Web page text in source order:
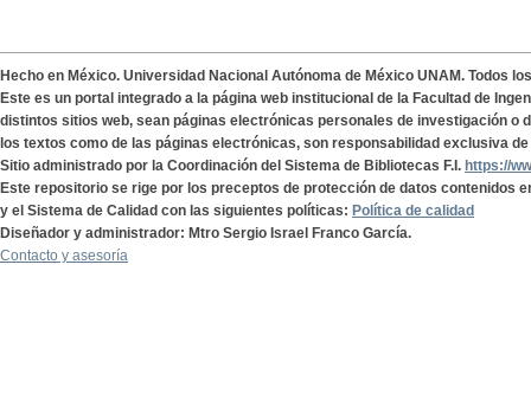
Hecho en México. Universidad Nacional Autónoma de México UNAM. Todos
Este es un portal integrado a la página web institucional de la Facultad de
distintos sitios web, sean páginas electrónicas personales de investigación o
los textos como de las páginas electrónicas, son responsabilidad exclusiva
Sitio administrado por la Coordinación del Sistema de Bibliotecas F.I. https://
Este repositorio se rige por los preceptos de protección de datos contenidos
y el Sistema de Calidad con las siguientes políticas: Política de calidad
Diseñador y administrador: Mtro Sergio Israel Franco García.
Contacto y asesoría